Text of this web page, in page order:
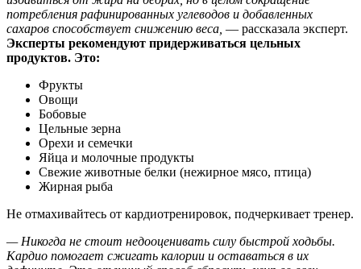
потребления рафинированных углеводов и добавленных
сахаров способствует снижению веса, — рассказала эксперт.
Эксперты рекомендуют придерживаться цельных
продуктов. Это:
Фрукты
Овощи
Бобовые
Цельные зерна
Орехи и семечки
Яйца и молочные продукты
Свежие животные белки (нежирное мясо, птица)
Жирная рыба
Не отмахивайтесь от кардиотренировок, подчеркивает тренер.
— Никогда не стоит недооценивать силу быстрой ходьбы.
Кардио помогает сжигать калории и оставаться в их